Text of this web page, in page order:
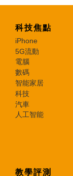
科技焦點
iPhone
5G流動
電腦
數碼
智能家居
科技
汽車
人工智能
教學評測